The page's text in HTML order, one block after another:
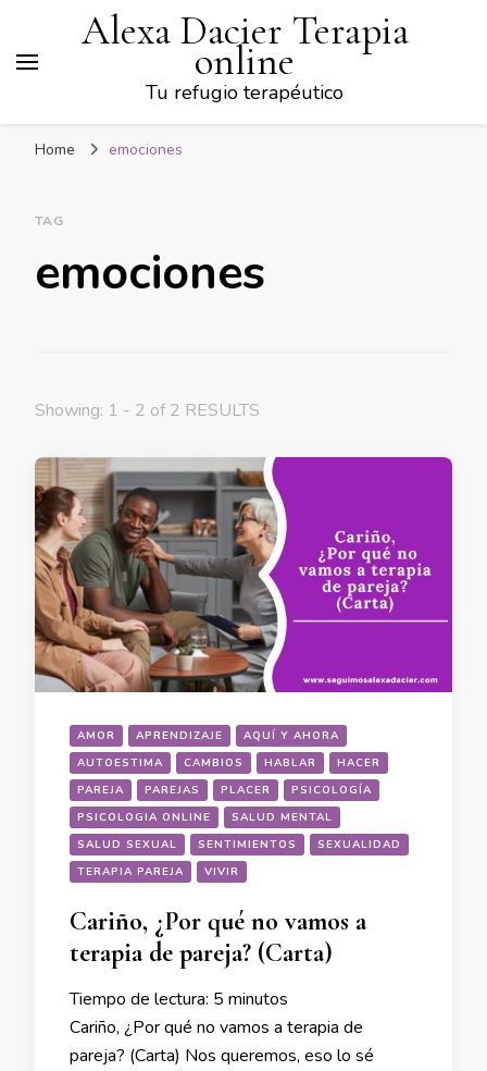
Alexa Dacier Terapia
online
Tu refugio terapéutico
Home emociones
TAG
emociones
Showing: 1 - 2 of 2 RESULTS
AMOR APRENDIZAJE
AQUÍ Y AHORA
AUTOESTIMA
CAMBIOS HABLAR
HACER
PAREJA
PAREJAS PLACER
PSICOLOGÍA
PSICOLOGIA ONLINE
SALUD MENTAL
SALUD SEXUAL
SENTIMIENTOS
SEXUALIDAD
TERAPIA PAREJA
VIVIR
Cariño, ¿Por qué no vamos a
terapia de pareja? (Carta)
Tiempo de lectura: 5 minutos
Cariño, ¿Por qué no vamos a terapia de
pareja? (Carta) Nos queremos, eso lo sé